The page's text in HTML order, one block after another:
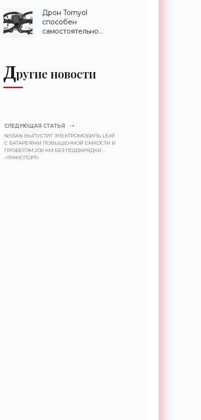
«Беспилотники»
Дрон Tornyol
способен
самостоятельно
Другие новости
СЛЕДУЮЩАЯ СТАТЬЯ
NISSAN ВЫПУСТИТ ЭЛЕКТРОМОБИЛЬ LEAF
C БАТАРЕЯМИ ПОВЫШЕННОЙ ЕМКОСТИ И
ПРОБЕГОМ 200 КМ БЕЗ ПОДЗАРЯДКИ -
«ТРАНСПОРТ»